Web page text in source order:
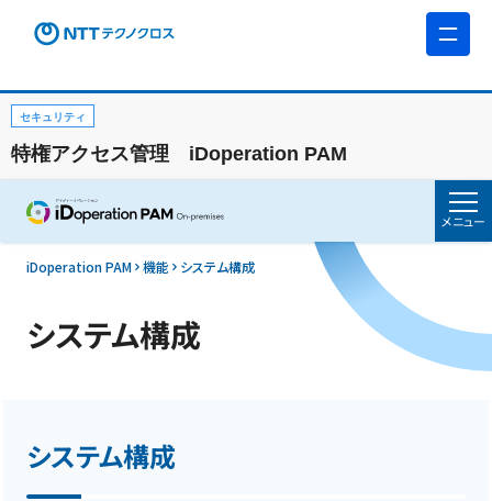
セキュリティ
特権アクセス管理 iDoperation PAM
メニュー
iDoperation PAM 機能 システム構成
システム構成
システム構成